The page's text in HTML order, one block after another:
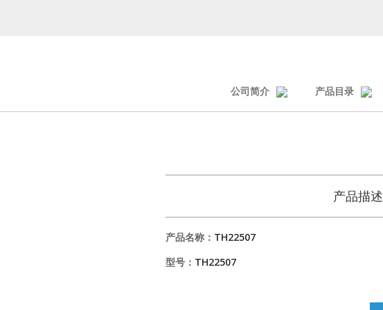
公司简介 产品目录
产品描述
产品名称： TH22507
型号： TH22507